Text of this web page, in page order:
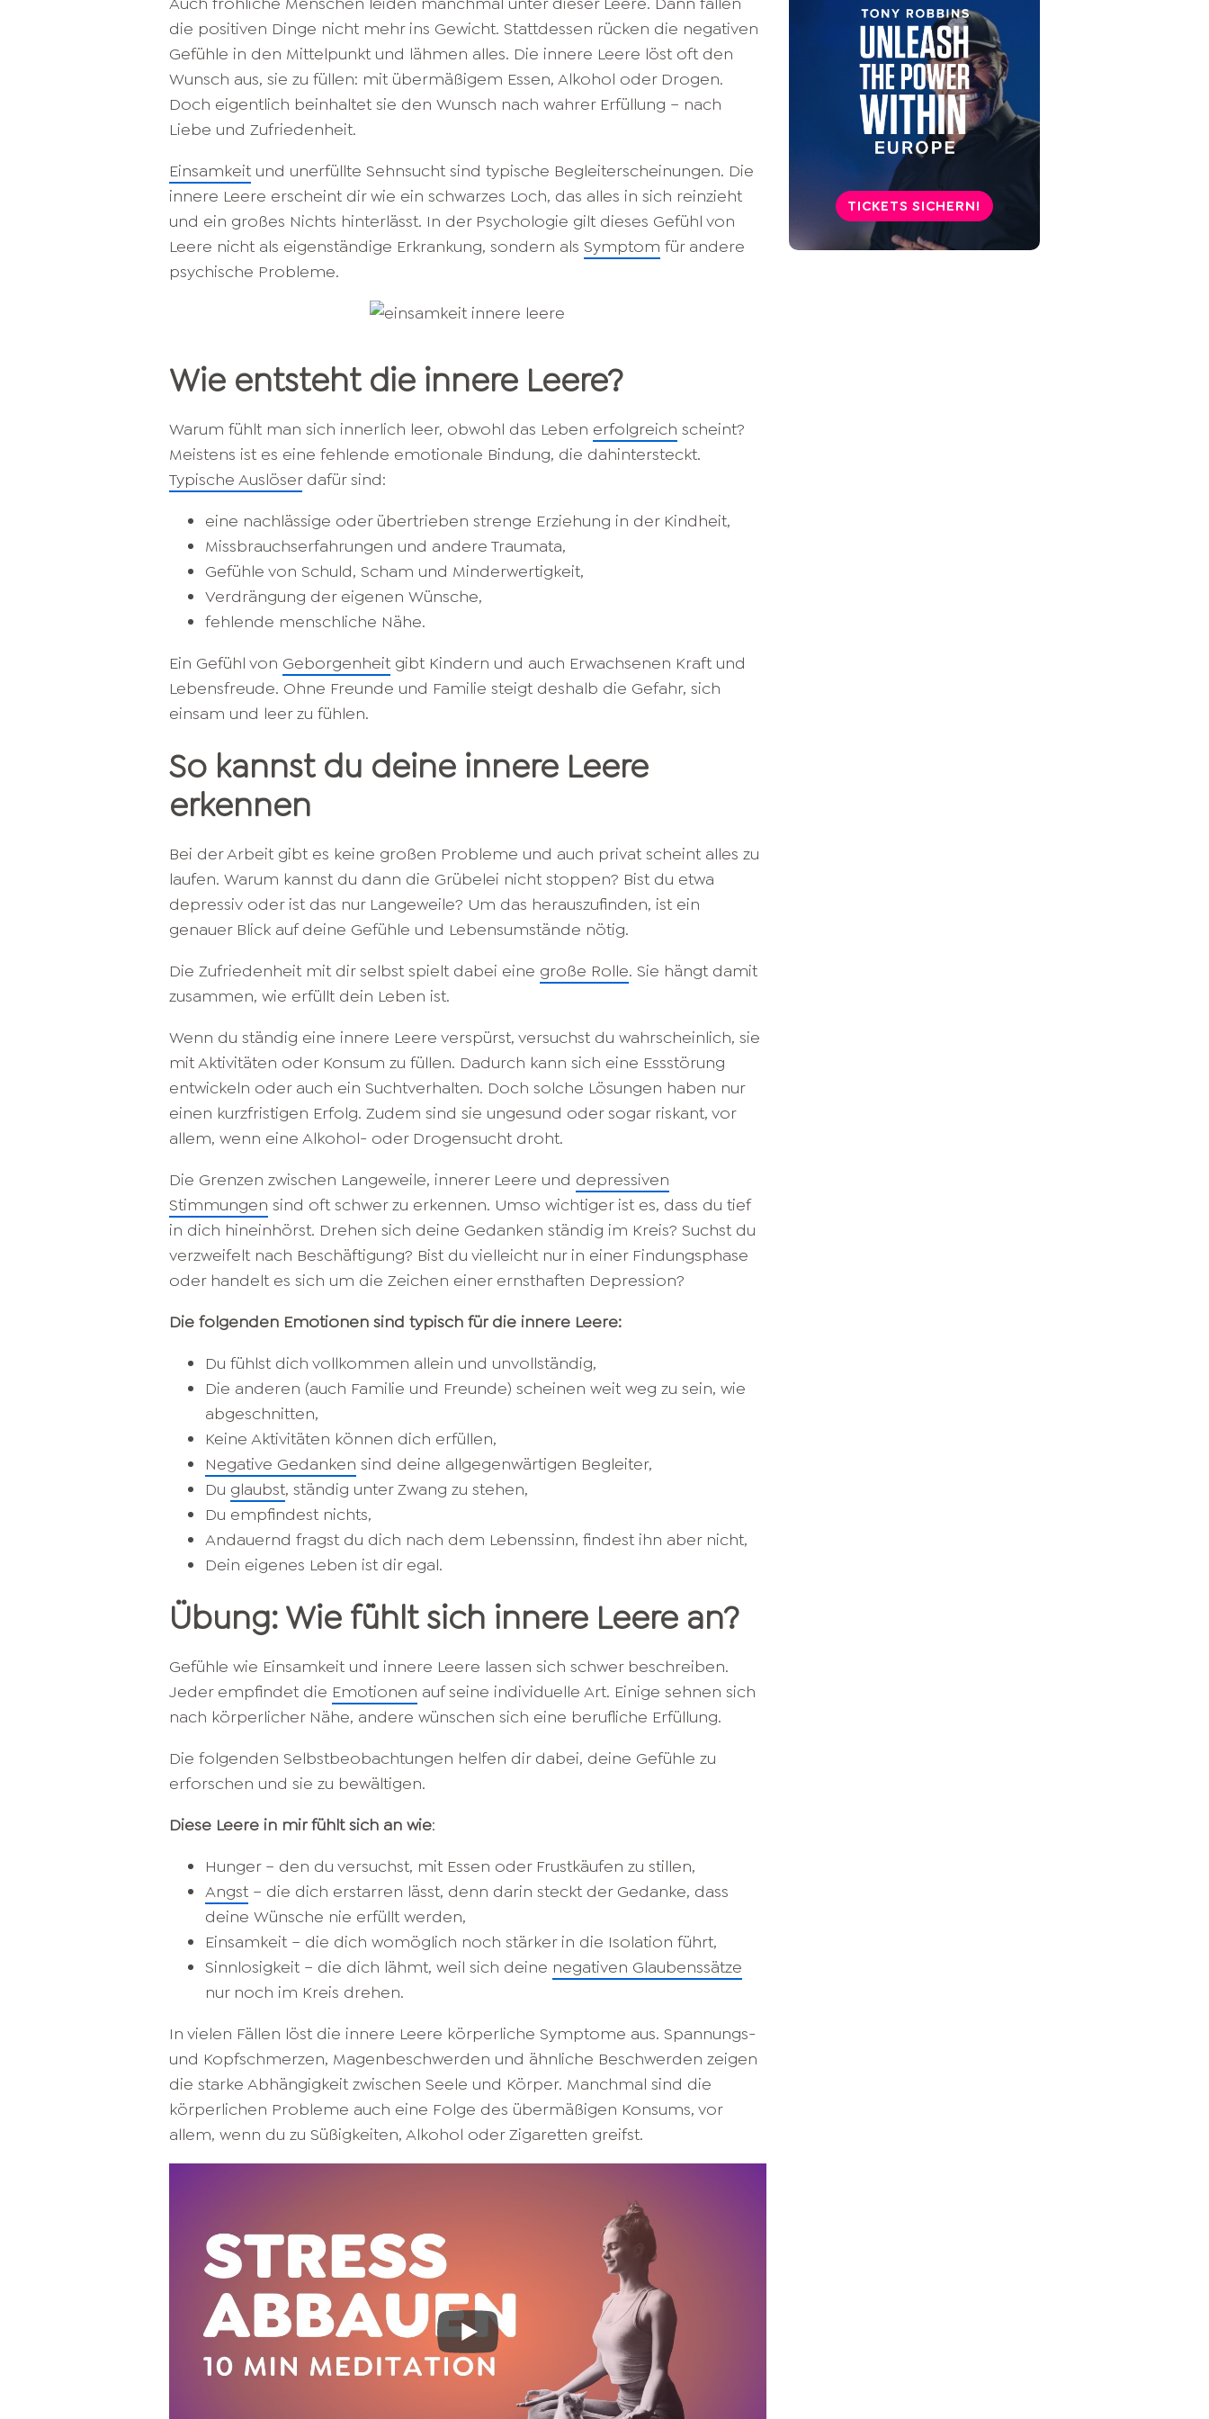
die positiven Dinge nicht mehr ins Gewicht. Stattdessen rücken die negativen
Gefühle in den Mittelpunkt und lähmen alles. Die innere Leere löst oft den
Wunsch aus, sie zu füllen: mit übermäßigem Essen, Alkohol oder Drogen.
Doch eigentlich beinhaltet sie den Wunsch nach wahrer Erfüllung – nach
Liebe und Zufriedenheit.
Einsamkeit und unerfüllte Sehnsucht sind typische Begleiterscheinungen. Die
innere Leere erscheint dir wie ein schwarzes Loch, das alles in sich reinzieht
und ein großes Nichts hinterlässt. In der Psychologie gilt dieses Gefühl von
Leere nicht als eigenständige Erkrankung, sondern als Symptom für andere
psychische Probleme.
Wie entsteht die innere Leere?
Warum fühlt man sich innerlich leer, obwohl das Leben erfolgreich scheint?
Meistens ist es eine fehlende emotionale Bindung, die dahintersteckt.
Typische Auslöserdafür sind:
eine nachlässige oder übertrieben strenge Erziehung in der Kindheit,
Missbrauchserfahrungen und andere Traumata,
Gefühle von Schuld, Scham und Minderwertigkeit,
Verdrängung der eigenen Wünsche,
fehlende menschliche Nähe.
Ein Gefühl von Geborgenheit gibt Kindern und auch Erwachsenen Kraft und
Lebensfreude. Ohne Freunde und Familie steigt deshalb die Gefahr, sich
einsam und leer zu fühlen.
So kannst du deine innere Leere
erkennen
Bei der Arbeit gibt es keine großen Probleme und auch privat scheint alles zu
laufen. Warum kannst du dann die Grübelei nicht stoppen? Bist du etwa
depressiv oder ist das nur Langeweile? Um das herauszufinden, ist ein
genauer Blick auf deine Gefühle und Lebensumstände nötig.
Die Zufriedenheit mit dir selbst spielt dabei eine große Rolle. Sie hängt damit
zusammen, wie erfüllt dein Leben ist.
Wenn du ständig eine innere Leere verspürst, versuchst du wahrscheinlich, sie
mit Aktivitäten oder Konsum zu füllen. Dadurch kann sich eine Essstörung
entwickeln oder auch ein Suchtverhalten. Doch solche Lösungen haben nur
einen kurzfristigen Erfolg. Zudem sind sie ungesund oder sogar riskant, vor
allem, wenn eine Alkohol- oder Drogensucht droht.
Die Grenzen zwischen Langeweile, innerer Leere und depressiven
Stimmungen sind oft schwer zu erkennen. Umso wichtiger ist es, dass du tief
in dich hineinhörst. Drehen sich deine Gedanken ständig im Kreis? Suchst du
verzweifelt nach Beschäftigung? Bist du vielleicht nur in einer Findungsphase
oder handelt es sich um die Zeichen einer ernsthaften Depression?
Die folgenden Emotionen sind typisch für die innere Leere:
Du fühlst dich vollkommen allein und unvollständig,
Die anderen (auch Familie und Freunde) scheinen weit weg zu sein, wie
abgeschnitten,
Keine Aktivitäten können dich erfüllen,
Negative Gedanken sind deine allgegenwärtigen Begleiter,
Du glaubst, ständig unter Zwang zu stehen,
Du empfindest nichts,
Andauernd fragst du dich nach dem Lebenssinn, findest ihn aber nicht,
Dein eigenes Leben ist dir egal.
Übung: Wie fühlt sich innere Leere an?
Gefühle wie Einsamkeit und innere Leere lassen sich schwer beschreiben.
Jeder empfindet die Emotionen auf seine individuelle Art. Einige sehnen sich
nach körperlicher Nähe, andere wünschen sich eine berufliche Erfüllung.
Die folgenden Selbstbeobachtungen helfen dir dabei, deine Gefühle zu
erforschen und sie zu bewältigen.
Diese Leere in mir fühlt sich an wie:
Hunger – den du versuchst, mit Essen oder Frustkäufen zu stillen,
Angst – die dich erstarren lässt, denn darin steckt der Gedanke, dass
deine Wünsche nie erfüllt werden,
Einsamkeit – die dich womöglich noch stärker in die Isolation führt,
Sinnlosigkeit – die dich lähmt, weil sich deine negativen Glaubenssätze
nur noch im Kreis drehen.
In vielen Fällen löst die innere Leere körperliche Symptome aus. Spannungs-
und Kopfschmerzen, Magenbeschwerden und ähnliche Beschwerden zeigen
die starke Abhängigkeit zwischen Seele und Körper. Manchmal sind die
körperlichen Probleme auch eine Folge des übermäßigen Konsums, vor
allem, wenn du zu Süßigkeiten, Alkohol oder Zigaretten greifst.
Wie kann ich meine innere
Leere in Zukunft vermeiden?
7 langfristige Vorteile der
Überwindung der inneren
Was hilft gegen innere Leere?
TICKETS SICHERN!